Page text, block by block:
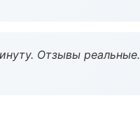
Отзывы реальные.